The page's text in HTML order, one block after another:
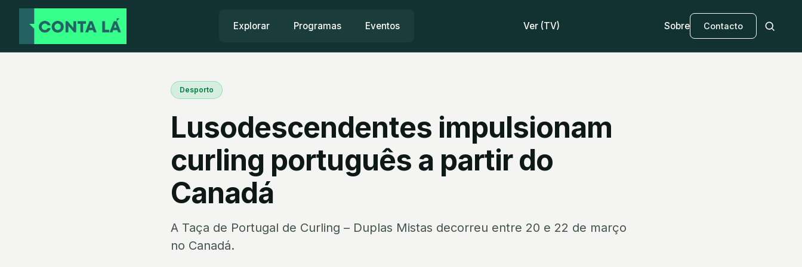
Explorar Programas Eventos Ver (TV) Sobre Contacto
Desporto
Lusodescendentes impulsionam
curling português a partir do
Canadá
A Taça de Portugal de Curling – Duplas Mistas decorreu entre 20 e 22 de março
no Canadá.